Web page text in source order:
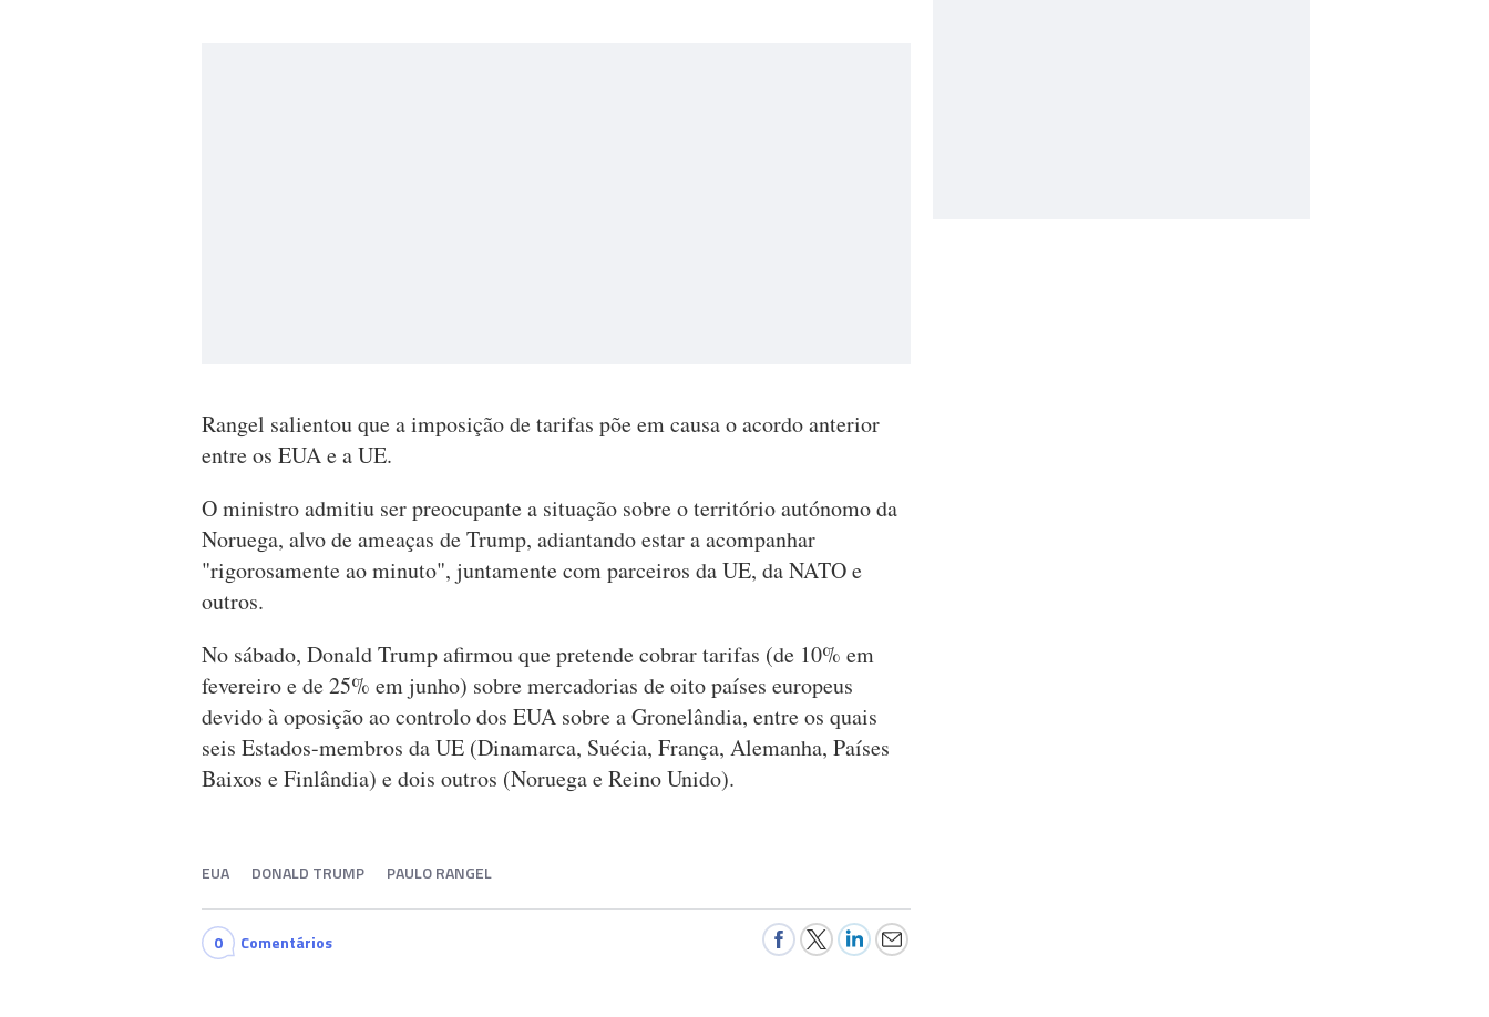
Rangel salientou que a imposição de tarifas põe em causa o acordo anterior
entre os EUA e a UE.
O ministro admitiu ser preocupante a situação sobre o território autónomo da
Noruega, alvo de ameaças de Trump, adiantando estar a acompanhar
"rigorosamente ao minuto", juntamente com parceiros da UE, da NATO e
outros.
No sábado, Donald Trump afirmou que pretende cobrar tarifas (de 10% em
fevereiro e de 25% em junho) sobre mercadorias de oito países europeus
devido à oposição ao controlo dos EUA sobre a Gronelândia, entre os quais
seis Estados-membros da UE (Dinamarca, Suécia, França, Alemanha, Países
Baixos e Finlândia) e dois outros (Noruega e Reino Unido).
EUA DONALD TRUMP PAULO RANGEL
0 Comentários